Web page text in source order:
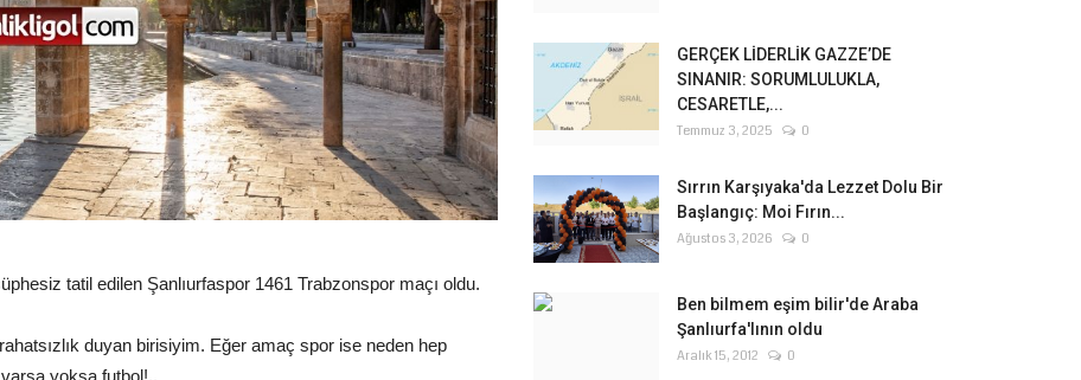
tatil edilen Şanlıurfaspor 1461 Trabzonspor maçı oldu.
duyan birisiyim. Eğer amaç spor ise neden hep
yoksa futbol!..
GERÇEK LİDERLİK GAZZE’DE
SINANIR: SORUMLULUKLA,
CESARETLE,...
Temmuz 3, 2025 0
Sırrın Karşıyaka'da Lezzet Dolu Bir
Başlangıç: Moi Fırın...
Ağustos 3, 2026 0
Ben bilmem eşim bilir'de Araba
Şanlıurfa'lının oldu
Aralık 15, 2012 0